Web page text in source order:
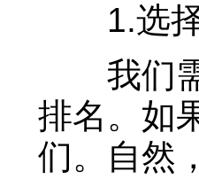
1.选择
我们需
排名。如
们。自然